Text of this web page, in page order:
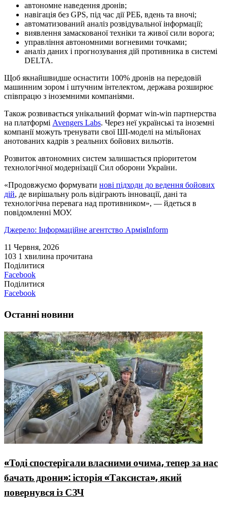
автономне наведення дронів;
навігація без GPS, під час дії РЕБ, вдень та вночі;
автоматизований аналіз розвідувальної інформації;
виявлення замаскованої техніки та живої сили ворога;
управління автономними вогневими точками;
аналіз даних і прогнозування дій противника в системі
DELTA.
Щоб якнайшвидше оснастити 100% дронів на передовій
машинним зором і штучним інтелектом, держава розширює
співпрацю з іноземними компаніями.
Також розвивається унікальний формат win-win партнерства
на платформі Avengers Labs. Через неї українські та іноземні
компанії можуть тренувати свої ШІ-моделі на мільйонах
анотованих кадрів з реальних бойових вильотів.
Розвиток автономних систем залишається пріоритетом
технологічної модернізації Сил оборони України.
«Продовжуємо формувати нові підходи до ведення бойових
дій, де вирішальну роль відіграють інновації, дані та
технологічна перевага над противником», — йдеться в
повідомленні МОУ.
Джерело: Інформаційне агентство АрміяInform
11 Червня, 2026
103 1 хвилина прочитана
Поділитися
Facebook
Поділитися
Facebook
Останні новини
«Тоді спостерігали власними очима, тепер за нас
бачать дрони»: історія «Таксиста», який
повернувся із СЗЧ